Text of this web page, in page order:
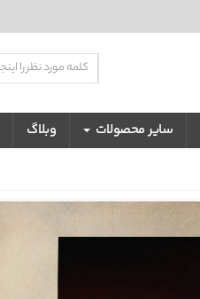
سایر محصولات وبلاگ